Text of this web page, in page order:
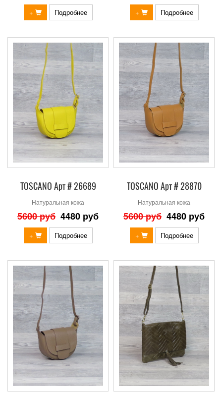
+ Подробнее + Подробнее
TOSCANO Арт # 26689
Натуральная кожа
5600 руб 4480 руб
+ Подробнее
TOSCANO Арт # 28870
Натуральная кожа
5600 руб 4480 руб
+ Подробнее